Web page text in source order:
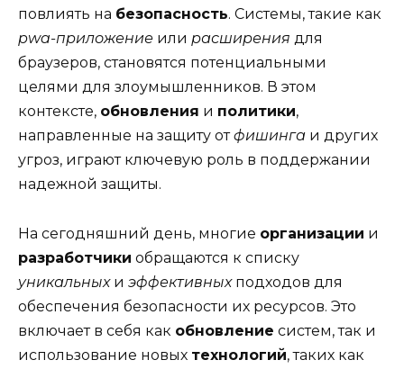
повлиять на безопасность. Системы, такие как
pwa-приложение или расширения для
браузеров, становятся потенциальными
целями для злоумышленников. В этом
контексте, обновления и политики,
направленные на защиту отфишинга и других
угроз, играют ключевую роль в поддержании
надежной защиты.
На сегодняшний день, многие организации и
разработчики обращаются к списку
уникальныхи эффективныхподходов для
обеспечения безопасности их ресурсов. Это
включает в себя как обновление систем, так и
использование новых технологий, таких как